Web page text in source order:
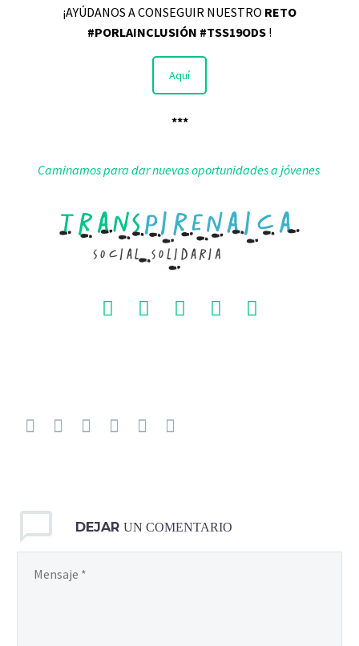
¡AYÚDANOS A CONSEGUIR NUESTRO RETO
#PORLAINCLUSIÓN #TSS19ODS !
Aquí
***
Caminamos para dar nuevas oportunidades a jóvenes
DEJAR UN COMENTARIO